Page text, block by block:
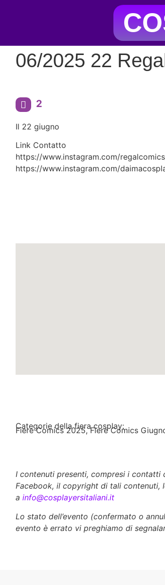
06/2025 22
2
Il 22 giugno
Link Contatto
https://www.instagram.com/
https://www.instagram.com/
Categorie della fiera cosplay:
Fiere Comics 2025,Fiere Comics
I contenuti presenti, compresi i
Facebook, il copyright di tali contenuti,
a info@cosplayersitaliani.it
Lo stato dell’evento (confermato o
evento è errato vi preghiamo di